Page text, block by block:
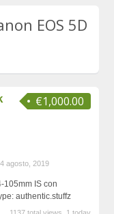
EOS 5D
€1,000.00
4 agosto, 2019
105mm IS con
authentic.stuffz